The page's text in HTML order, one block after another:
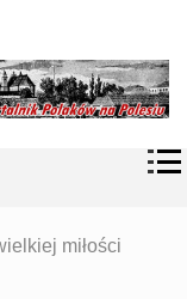
miłości